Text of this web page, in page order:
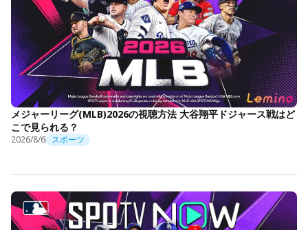
メジャーリーグ(MLB)2026の視聴方法 大谷翔平ドジャース戦はど
こで見られる？
2026/8/6 スポーツ